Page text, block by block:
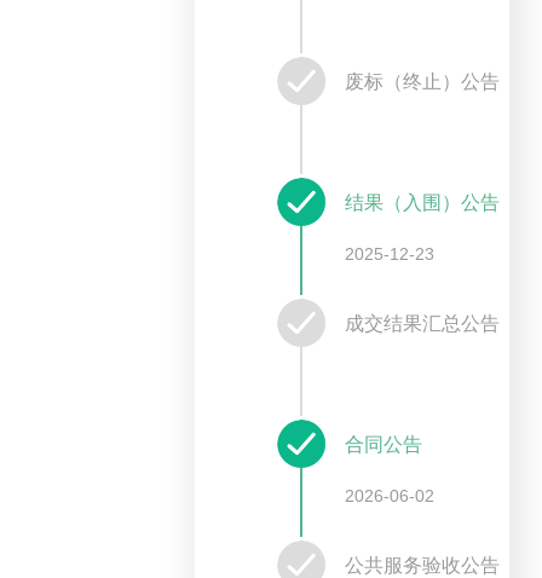
废标（终止）公告
结果（入围）公告
2025-12-23
成交结果汇总公告
合同公告
2026-06-02
公共服务验收公告